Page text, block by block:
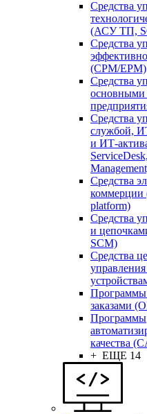
Средства
(АСУ ТП,
Средства
(CPM/EPM)
Средства
Средства
службой,
и ИТ-
Средства
коммерции
platform)
Средства
и
SCM)
Средства
Программы
заказами
Программы
качества
+ ЕЩЕ 14